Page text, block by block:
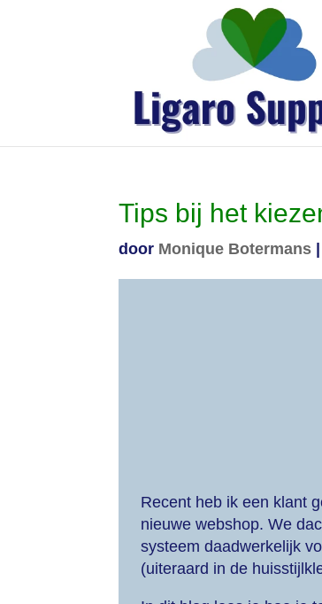
Tips bij het
door Monique Botermans
Recent heb ik een klant
nieuwe webshop. We
systeem daadwerkelijk
(uiteraard in de